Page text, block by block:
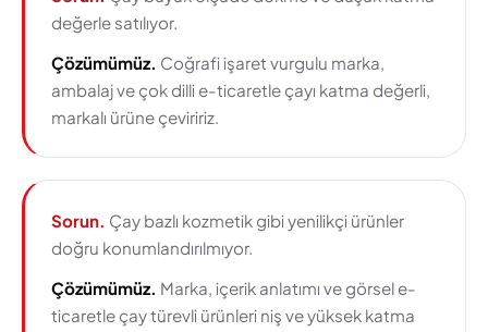
değerle satılıyor.
Çözümümüz. Coğrafi işaret vurgulu marka,
ambalaj ve çok dilli e-ticaretle çayı katma değerli,
markalı ürüne çeviririz.
Sorun. Çay bazlı kozmetik gibi yenilikçi ürünler
doğru konumlandırılmıyor.
Çözümümüz. Marka, içerik anlatımı ve görsel e-
ticaretle çay türevli ürünleri niş ve yüksek katma